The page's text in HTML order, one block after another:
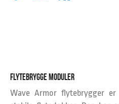
FLYTEBRYGGE MODULER
Wave Armor flytebrygger